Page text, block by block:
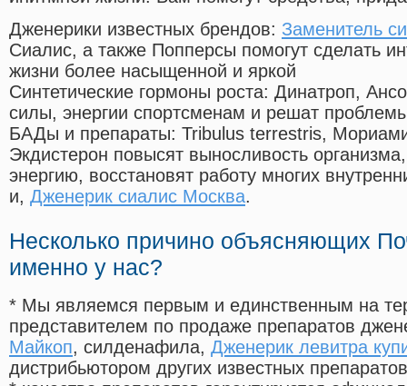
Дженерики известных брендов: Заменитель
Сиалис, а также Попперсы помогут сделать
жизни более насыщенной и яркой
Синтетические гормоны роста: Динатроп,
силы, энергии спортсменам и решат
БАДы и препараты: Tribulus terrestris,
Экдистерон повысят выносливость
энергию, восстановят работу многих
и, Дженерик сиалис Москва.
Несколько причино объясняющих
именно у нас?
* Мы являемся первым и единственным на
представителем по продаже препаратов
Майкоп, силденафила, Дженерик левитра
дистрибьютором других известных препаратов